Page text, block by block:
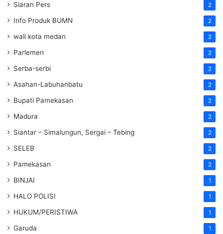
Siaran Pers 2
Info Produk BUMN 2
wali kota medan 2
Parlemen 2
Serba-serbi 2
Asahan-Labuhanbatu 2
Bupati Pamekasan 2
Madura 2
Siantar – Simalungun, Sergai – Tebing 2
SELEB 2
Pamekasan 2
BINJAI 1
HALO POLISI 1
HUKUM/PERISTIWA 1
Garuda 1